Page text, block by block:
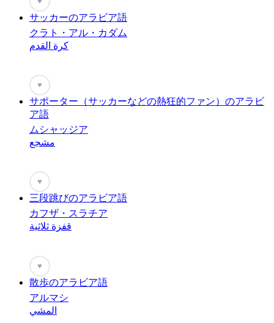
サッカーのアラビア語
クラト・アル・カダム
كرة القدم
♥
サポーター（サッカーなどの熱狂的ファン）のアラビ
ア語
ムシャッジア
مشجع
♥
三段跳びのアラビア語
カフザ・スラチア
قفزة ثلاثية
♥
散歩のアラビア語
アルマシ
المشي